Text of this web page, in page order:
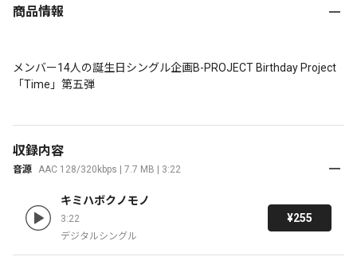
商品情報
メンバー14人の誕生日シングル企画B-PROJECT Birthday Project
「Time」第五弾
収録内容
音源 AAC 128/320kbps | 7.7 MB | 3:22
キミハボクノモノ
3:22
デジタルシングル
¥255